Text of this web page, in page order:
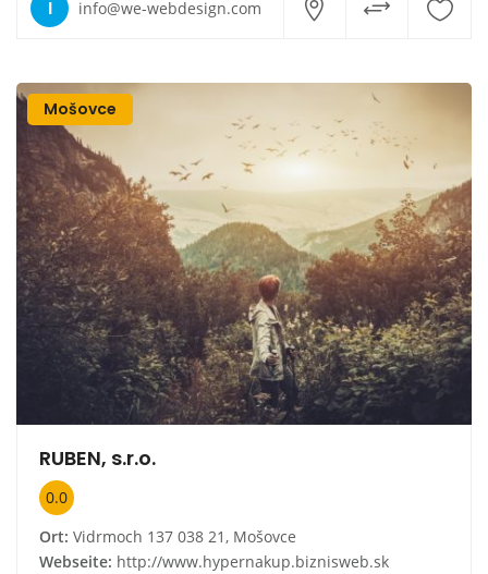
I info@we-webdesign.com
Mošovce
RUBEN, s.r.o.
0.0
Ort: Vidrmoch 137 038 21, Mošovce
Webseite: http://www.hypernakup.biznisweb.sk